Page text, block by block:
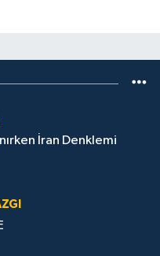
İran Denklemi